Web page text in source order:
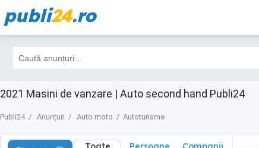
publi24.ro
2021 Masini de vanzare | Auto second hand Publi24
Publi24 Anunțuri Auto moto Autoturisme
Filtre 2 Toate
0